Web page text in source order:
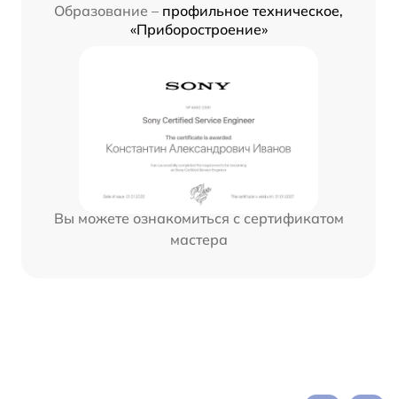
Образование – профильное техническое,
«Приборостроение»
Вы можете ознакомиться с сертификатом
мастера